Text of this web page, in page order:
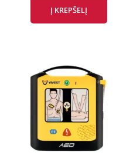
1
908,00 €. 799,00 €.
Į KREPŠELĮ